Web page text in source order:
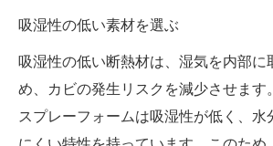
吸湿性の低い素材を選ぶ
吸湿性の低い断熱材は、湿気を内部に
め、カビの発生リスクを減少させます
スプレーフォームは吸湿性が低く、水